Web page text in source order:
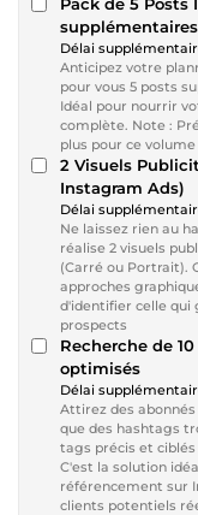
Délai
Anticipez votre
pour vous 5 posts
Idéal pour nourrir
complète. Note :
plus pour ce
2 Visuels
Instagram Ads)
Délai
Ne laissez rien au
réalise 2 visuels
(Carré ou Portrait).
approches
d'identifier celle qui
prospects
Recherche de
optimisés
Délai
Attirez des
que des hashtags
tags précis et
C'est la solution
référencement sur
clients potentiels